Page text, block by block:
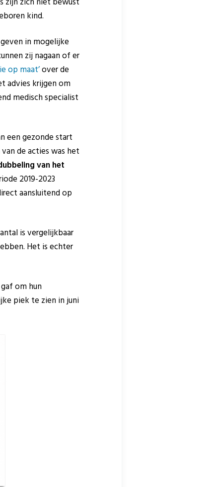
kind.
in mogelijke
zij nagaan of er
op maat’over de
advies krijgen om
medisch specialist
een gezonde start
de acties was het
van het
2019-2023
aansluitend op
is vergelijkbaar
Het is echter
om hun
piek te zien in juni